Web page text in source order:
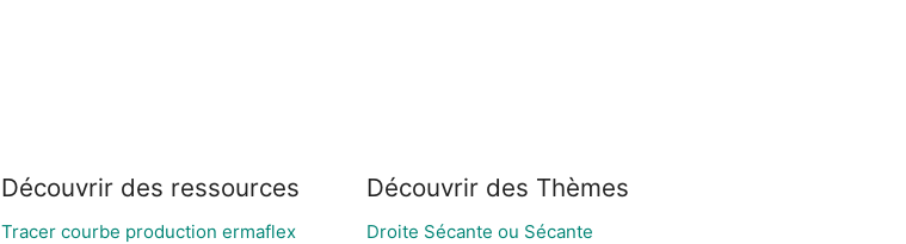
Découvrir des ressources
Tracer courbe production ermaflex
Découvrir des Thèmes
Droite Sécante ou Sécante